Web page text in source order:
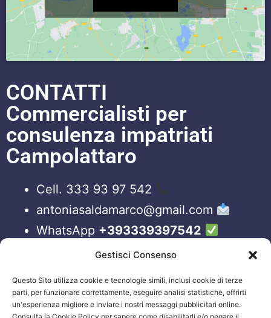
Gestisci Consenso
Questo Sito utilizza cookie e tecnologie simili, inclusi cookie di terze
parti, per funzionare correttamente, eseguire analisi statistiche, offrirti
un'esperienza migliore e inviare i nostri messaggi pubblicitari online.
CONTATTI
Commercialisti per
consulenza impatriati
Campolattaro
Cell. 333 93 97 542
antoniasaldamarco@gmail.com
WhatsApp +393339397542
ORARI APERTURA UFFICI
Lun-Ven 09:00 – 19:00